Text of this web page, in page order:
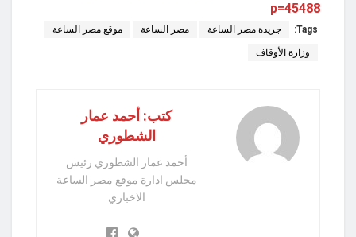
p=45488
Tags: جريدة مصر الساعة مصر الساعة موقع مصر الساعة
وزارة الأوقاف
كتب: أحمد عمار
الشطوري
أحمد عمار الشطوري رئيس
مجلس ادارة موقع مصر الساعة
الاخباري